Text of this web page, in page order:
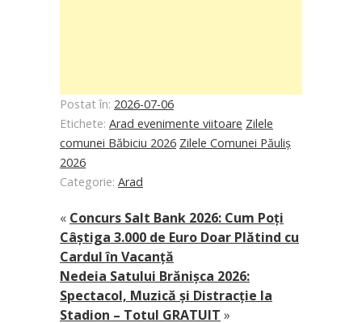
Postat în: 2026-07-06
Etichete: Arad evenimente viitoare Zilele
comunei Băbiciu 2026 Zilele Comunei Păuliș
2026
Categorie: Arad
« Concurs Salt Bank 2026: Cum Poți
Câștiga 3.000 de Euro Doar Plătind cu
Cardul în Vacanță
Nedeia Satului Brănișca 2026:
Spectacol, Muzică și Distracție la
Stadion – Totul GRATUIT »